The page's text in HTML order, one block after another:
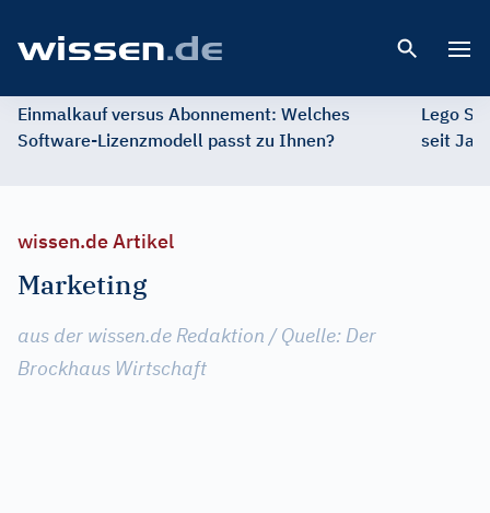
Einmalkauf versus Abonnement: Welches
Software-Lizenzmodell passt zu Ihnen?
Lego
seit
wissen.de Artikel
Marketing
aus der wissen.de Redaktion / Quelle: Der
Brockhaus Wirtschaft